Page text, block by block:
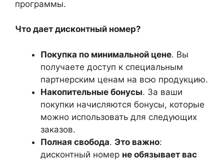
программы.
Что дает дисконтный номер?
Покупка по минимальной цене. Вы
получаете доступ к специальным
партнерским ценам на всю продукцию.
Накопительные бонусы. За ваши
покупки начисляются бонусы, которые
можно использовать для следующих
заказов.
Полная свобода. Это важно:
дисконтный номер не обязывает вас